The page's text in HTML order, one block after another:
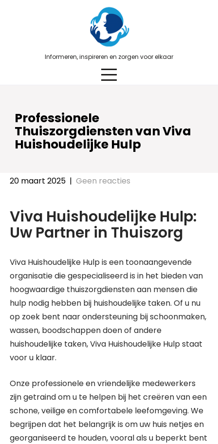
Informeren, inspireren en zorgen voor elkaar
Professionele
Thuiszorgdiensten van Viva
Huishoudelijke Hulp
20 maart 2025 | Geen reacties
Viva Huishoudelijke Hulp:
Uw Partner in Thuiszorg
Viva Huishoudelijke Hulp is een toonaangevende
organisatie die gespecialiseerd is in het bieden van
hoogwaardige thuiszorgdiensten aan mensen die
hulp nodig hebben bij huishoudelijke taken. Of u nu
op zoek bent naar ondersteuning bij schoonmaken,
wassen, boodschappen doen of andere
huishoudelijke taken, Viva Huishoudelijke Hulp staat
voor u klaar.
Onze professionele en vriendelijke medewerkers
zijn getraind om u te helpen bij het creëren van een
schone, veilige en comfortabele leefomgeving. We
begrijpen dat het belangrijk is om uw huis netjes en
georganiseerd te houden, vooral als u beperkt bent